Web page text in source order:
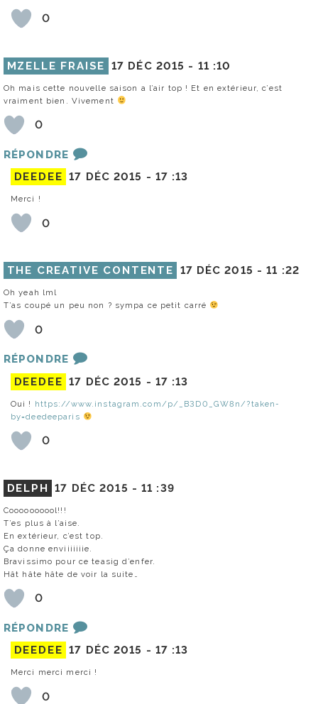
0
MZELLE FRAISE 17 DÉC 2015 - 11 :10
Oh mais cette nouvelle saison a l’air top ! Et en extérieur, c’est
vraiment bien. Vivement
0
RÉPONDRE
DEEDEE 17 DÉC 2015 - 17 :13
Merci !
0
THE CREATIVE CONTENTE 17 DÉC 2015 -11 :22
Oh yeah lml
T’as coupé un peu non ? sympa ce petit carré
0
RÉPONDRE
DEEDEE 17 DÉC 2015 - 17 :13
Oui ! https://www.instagram.com/p/_B3D0_GW8n/?taken-
by=deedeeparis
0
DELPH 17 DÉC 2015 -11 :39
Coooooooool!!!
T’es plus à l’aise.
En extérieur, c’est top.
Ça donne enviiiiiiie.
Bravissimo pour ce teasig d’enfer.
Hât hâte hâte de voir la suite…
0
RÉPONDRE
DEEDEE 17 DÉC 2015 - 17 :13
Merci merci merci !
0